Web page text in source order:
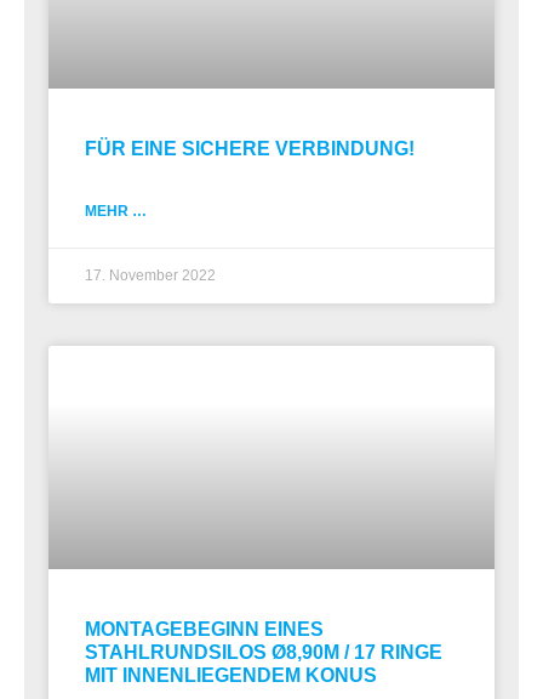
FÜR EINE SICHERE VERBINDUNG!
MEHR …
17. November 2022
MONTAGEBEGINN EINES
STAHLRUNDSILOS Ø8,90M / 17 RINGE
MIT INNENLIEGENDEM KONUS